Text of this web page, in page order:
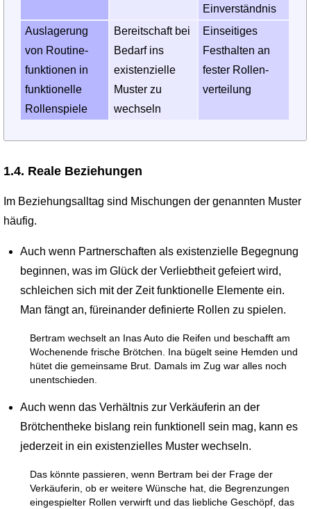
Einver­ständnis
Auslagerung
von Routine­
funktionen in
funktionelle
Rollen­spiele
Bereit­schaft bei
Bedarf ins
existen­zielle
Muster zu
wechseln
Einsei­tiges
Fest­halten an
fester Rollen­
verteilung
1.4. Reale Beziehungen
Im Beziehungsalltag sind Mischungen der genannten Muster
häufig.
Auch wenn Partnerschaften als existenzielle Begegnung
beginnen, was im Glück der Verliebtheit gefeiert wird,
schleichen sich mit der Zeit funktionelle Elemente ein.
Man fängt an, füreinander definierte Rollen zu spielen.
Bertram wechselt an Inas Auto die Reifen und beschafft am
Wochenende frische Brötchen. Ina bügelt seine Hemden und
hütet die gemeinsame Brut. Damals im Zug war alles noch
unentschieden.
Auch wenn das Verhältnis zur Verkäuferin an der
Brötchentheke bislang rein funktionell sein mag, kann es
jederzeit in ein existenzielles Muster wechseln.
Das könnte passieren, wenn Bertram bei der Frage der
Verkäuferin, ob er weitere Wünsche hat, die Begrenzungen
eingespielter Rollen verwirft und das liebliche Geschöpf, das